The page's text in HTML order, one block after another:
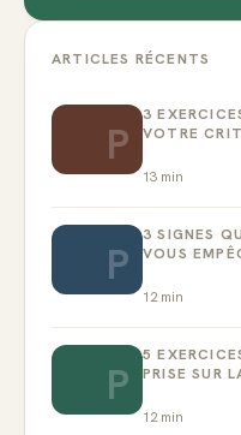
ARTICLES RÉCENTS
P
3
VOTRE
13 min
P
3 SIGNES
VOUS
12min
P
5
PRISE SUR
12min